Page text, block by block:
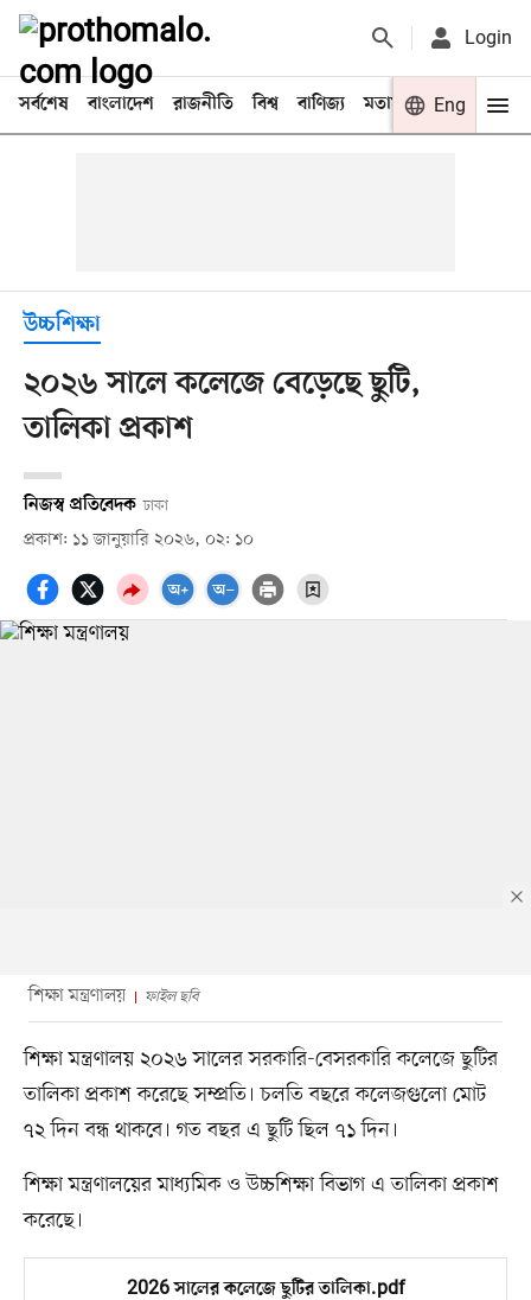
Login
সর্বশেষ বাংলাদেশ রাজনীতি বিশ্ব বাণিজ্য মতামত খেলা
Eng
উচ্চশিক্ষা
২০২৬ সালে কলেজে বেড়েছে ছুটি,
তালিকা প্রকাশ
নিজস্ব প্রতিবেদক ঢাকা
প্রকাশ: ১১ জানুয়ারি ২০২৬, ০২: ১০
শিক্ষা মন্ত্রণালয় ফাইল ছবি
শিক্ষা মন্ত্রণালয় ২০২৬ সালের সরকারি-বেসরকারি কলেজে ছুটির
তালিকা প্রকাশ করেছে সম্প্রতি। চলতি বছরে কলেজগুলো মোট
৭২ দিন বন্ধ থাকবে। গত বছর এ ছুটি ছিল ৭১ দিন।
শিক্ষা মন্ত্রণালয়ের মাধ্যমিক ও উচ্চশিক্ষা বিভাগ এ তালিকা প্রকাশ
করেছে।
2026 সালের কলেজে ছুটির তালিকা.pdf